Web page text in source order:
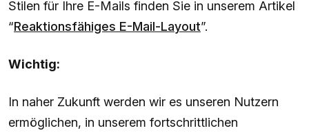
Stilen für Ihre E-Mails finden Sie in unserem Artikel
“Reaktionsfähiges E-Mail-Layout”.
Wichtig:
In naher Zukunft werden wir es unseren Nutzern
ermöglichen, in unserem fortschrittlichen